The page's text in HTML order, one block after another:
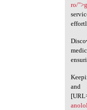
ro/
and